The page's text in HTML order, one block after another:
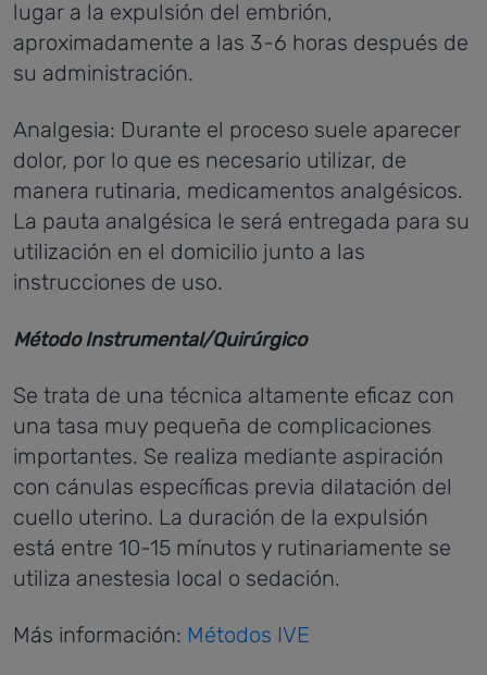
lugar a la expulsión del embrión,
aproximadamente a las 3-6 horas después de
su administración.
Analgesia: Durante el proceso suele aparecer
dolor, por lo que es necesario utilizar, de
manera rutinaria, medicamentos analgésicos.
La pauta analgésica le será entregada para su
utilización en el domicilio junto a las
instrucciones de uso.
Método Instrumental/Quirúrgico
Se trata de una técnica altamente eficaz con
una tasa muy pequeña de complicaciones
importantes. Se realiza mediante aspiración
con cánulas específicas previa dilatación del
cuello uterino. La duración de la expulsión
está entre 10-15 mínutos y rutinariamente se
utiliza anestesia local o sedación.
Más información: Métodos IVE